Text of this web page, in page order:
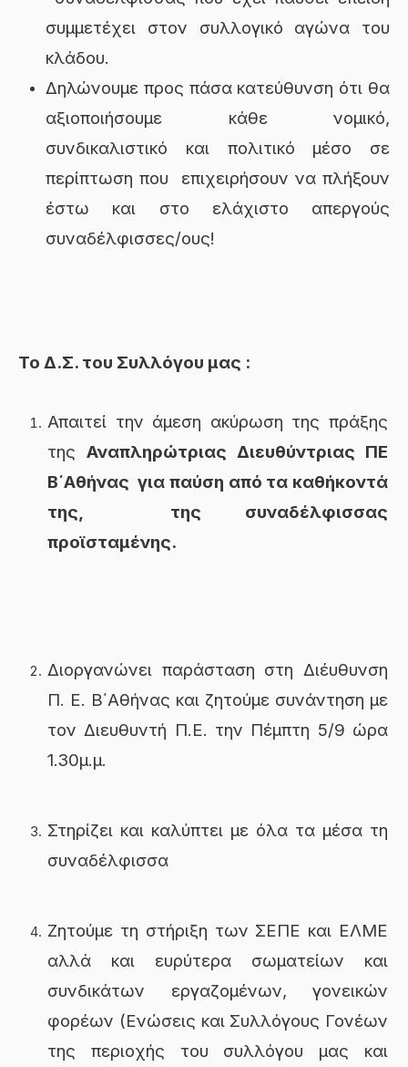
συμμετέχει στον συλλογικό αγώνα του
κλάδου.
Δηλώνουμε προς πάσα κατεύθυνση ότι θα
αξιοποιήσουμε κάθε νομικό,
συνδικαλιστικό και πολιτικό μέσο σε
περίπτωση που επιχειρήσουν να πλήξουν
έστω και στο ελάχιστο απεργούς
συναδέλφισσες/ους!
Το Δ.Σ. του Συλλόγου μας :
Απαιτεί την άμεση ακύρωση της πράξης
της Αναπληρώτριας Διευθύντριας ΠΕ
Β΄Αθήνας για παύση από τα καθήκοντά
της, της συναδέλφισσας
προϊσταμένης.
Διοργανώνει παράσταση στη Διέυθυνση
Π. Ε. Β΄Αθήνας και ζητούμε συνάντηση με
τον Διευθυντή Π.Ε. την Πέμπτη 5/9 ώρα
1.30μ.μ.
Στηρίζει και καλύπτει με όλα τα μέσα τη
συναδέλφισσα
Ζητούμε τη στήριξη των ΣΕΠΕ και ΕΛΜΕ
αλλά και ευρύτερα σωματείων και
συνδικάτων εργαζομένων, γονεικών
φορέων (Ενώσεις και Συλλόγους Γονέων
της περιοχής του συλλόγου μας και